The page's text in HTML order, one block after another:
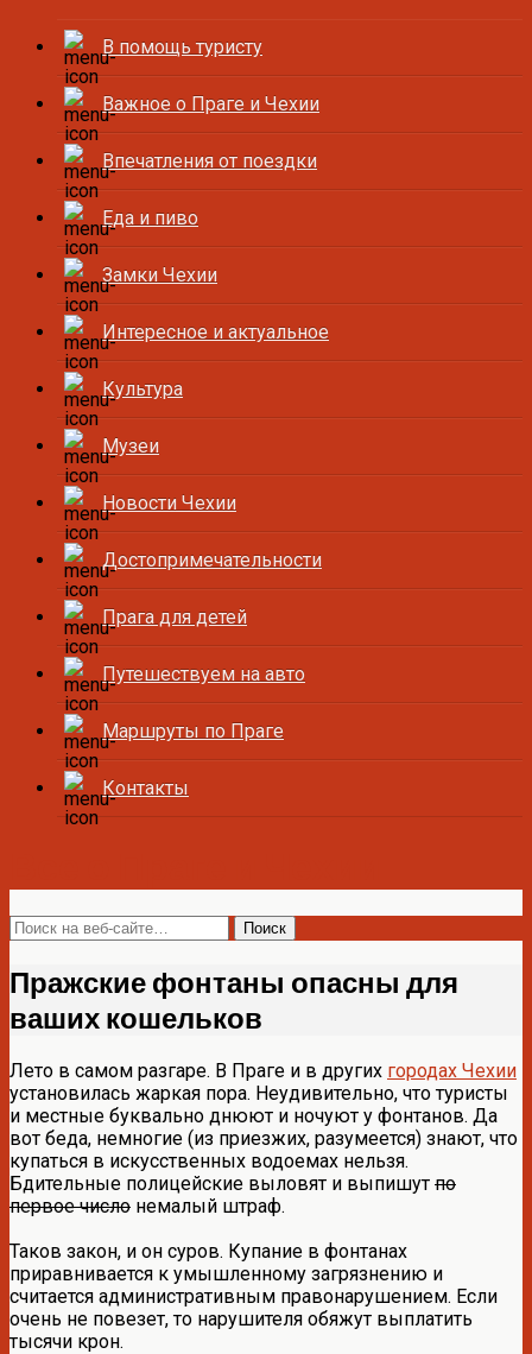
В помощь туристу
Важное о Праге и Чехии
Впечатления от поездки
Еда и пиво
Замки Чехии
Интересное и актуальное
Культура
Музеи
Новости Чехии
Достопримечательности
Прага для детей
Путешествуем на авто
Маршруты по Праге
Контакты
Пражские фонтаны опасны для
ваших кошельков
Лето в самом разгаре. В Праге и в других городах Чехии
установилась жаркая пора. Неудивительно, что туристы
и местные буквально днюют и ночуют у фонтанов. Да
вот беда, немногие (из приезжих, разумеется) знают, что
купаться в искусственных водоемах нельзя.
Бдительные полицейские выловят и выпишут по
первое число немалый штраф.
Таков закон, и он суров. Купание в фонтанах
приравнивается к умышленному загрязнению и
считается административным правонарушением. Если
очень не повезет, то нарушителя обяжут выплатить
тысячи крон.